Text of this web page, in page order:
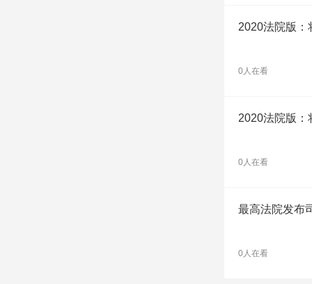
2020法院版：
0人在看
2020法院版：
0人在看
最高法院发布
0人在看